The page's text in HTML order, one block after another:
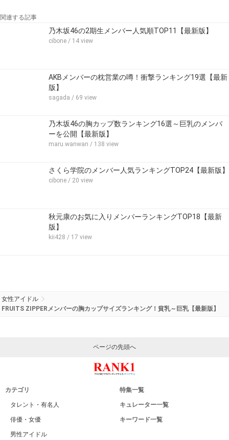
関連する記事
乃木坂46の2期生メンバー人気順TOP11【最新版】
cibone / 14 view
AKBメンバーの枕営業の噂！衝撃ランキング19選【最新
版】
sagada / 69 view
乃木坂46の胸カップ数ランキング16選～巨乳のメンバ
ーを公開【最新版】
maru.wanwan / 138 view
さくら学院のメンバー人気ランキングTOP24【最新版】
cibone / 20 view
秋元康のお気に入りメンバーランキングTOP18【最新
版】
kii428 / 17 view
女性アイドル
FRUITS ZIPPERメンバーの胸カップサイズランキング！貧乳～巨乳【最新版】
ページの先頭へ
カテゴリ
タレント・有名人
俳優・女優
男性アイドル
特集一覧
キュレーター一覧
キーワード一覧